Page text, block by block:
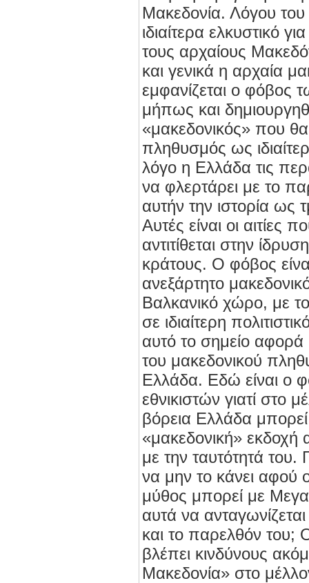
Μακεδονία. Λόγου του
ιδιαίτερα ελκυστικό
τους αρχαίους
και γενικά η αρχαία
εμφανίζεται ο φόβος
μήπως και
«μακεδονικός» που
πληθυσμός ως
λόγο η Ελλάδα τις
να φλερτάρει με το
αυτήν την ιστορία ως
Αυτές είναι οι αιτίες
αντιτίθεται στην
κράτους. Ο φόβος
ανεξάρτητο
Βαλκανικό χώρο, με
σε ιδιαίτερη
αυτό το σημείο αφορά
του μακεδονικού
Ελλάδα. Εδώ είναι ο
εθνικιστών γιατί στο
βόρεια Ελλάδα μπορεί
«μακεδονική» εκδοχή
με την ταυτότητά
να μην το κάνει αφού
μύθος μπορεί με
αυτά να
και το παρελθόν του;
βλέπει κινδύνους
Μακεδονία» στο